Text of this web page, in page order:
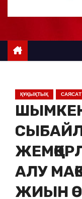
ҚҰҚЫҚТЫҚ САЯСАТ
АЛУ
ЖИЫН